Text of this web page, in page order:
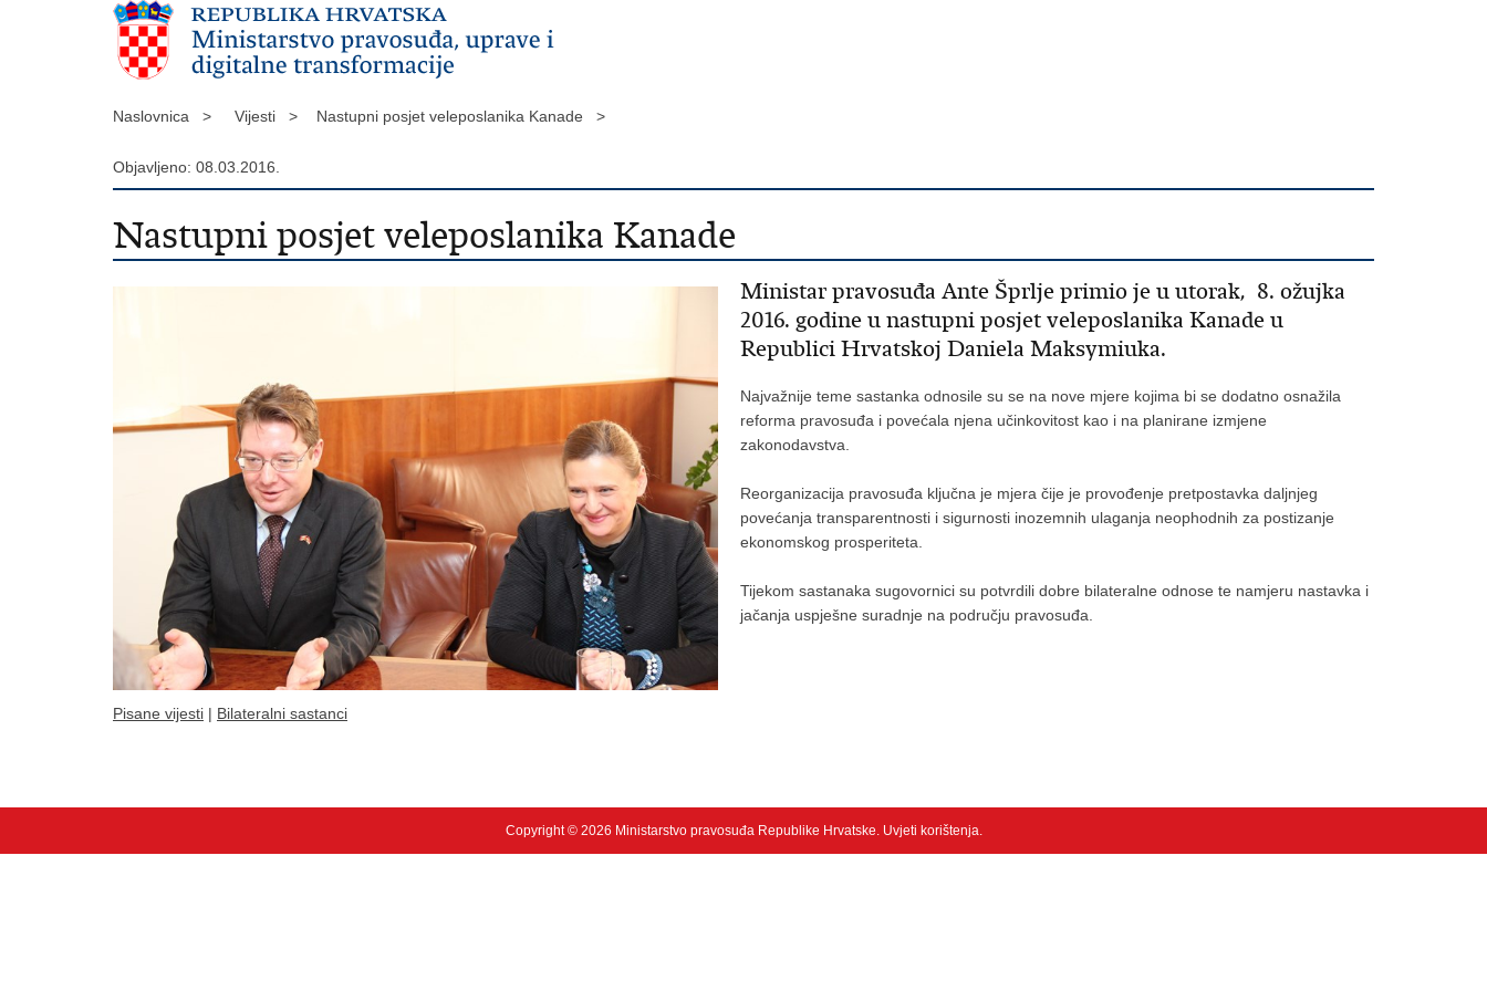
Naslovnica > Vijesti > Nastupni posjet veleposlanika Kanade >
Objavljeno: 08.03.2016.
Nastupni posjet veleposlanika Kanade
Ministar pravosuđa Ante Šprlje primio je u utorak, 8. ožujka
2016. godine u nastupni posjet veleposlanika Kanade u
Republici Hrvatskoj Daniela Maksymiuka.
Najvažnije teme sastanka odnosile su se na nove mjere kojima bi se dodatno osnažila
reforma pravosuđa i povećala njena učinkovitost kao i na planirane izmjene
zakonodavstva.
Reorganizacija pravosuđa ključna je mjera čije je provođenje pretpostavka daljnjeg
povećanja transparentnosti i sigurnosti inozemnih ulaganja neophodnih za postizanje
ekonomskog prosperiteta.
Tijekom sastanaka sugovornici su potvrdili dobre bilateralne odnose te namjeru nastavka i
jačanja uspješne suradnje na području pravosuđa.
Pisane vijesti | Bilateralni sastanci
Copyright © 2026 Ministarstvo pravosuđa Republike Hrvatske. Uvjeti korištenja